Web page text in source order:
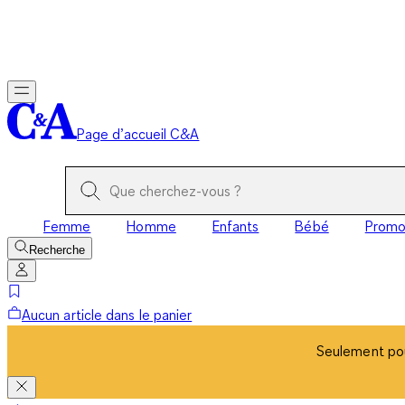
Page d’accueil C&A
Femme Homme Enfants Bébé Promo
Recherche
Aucun article dans le panier
Seulement